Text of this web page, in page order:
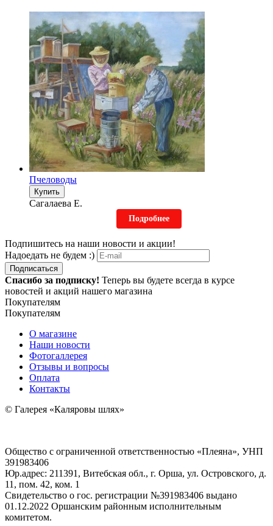
Пчеловоды
Купить
Сагалаева Е.
Подробнее
Подпишитесь на наши новости и акции!
Надоедать не будем :)
Подписаться
Спасибо за подписку! Теперь вы будете всегда в курсе
новостей и акций нашего магазина
Покупателям
Покупателям
О магазине
Наши новости
Фотогаллерея
Отзывы и вопросы
Оплата
Контакты
© Галерея «Каляровы шлях»
Общество с ограниченной ответственностью «Плеяна», УНП
391983406
Юр.адрес: 211391, Витебская обл., г. Орша, ул. Островского, д.
11, пом. 42, ком. 1
Свидетельство о гос. регистрации №391983406 выдано
01.12.2022 Оршанским районным исполнительным
комитетом.